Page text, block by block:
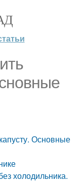
Основные
холодильника.